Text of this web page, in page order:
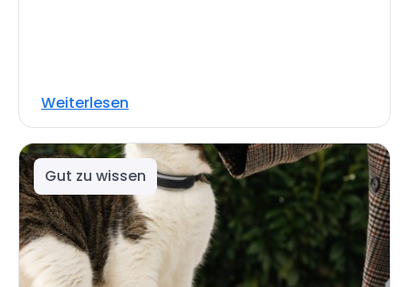
Weiterlesen
Gut zu wissen